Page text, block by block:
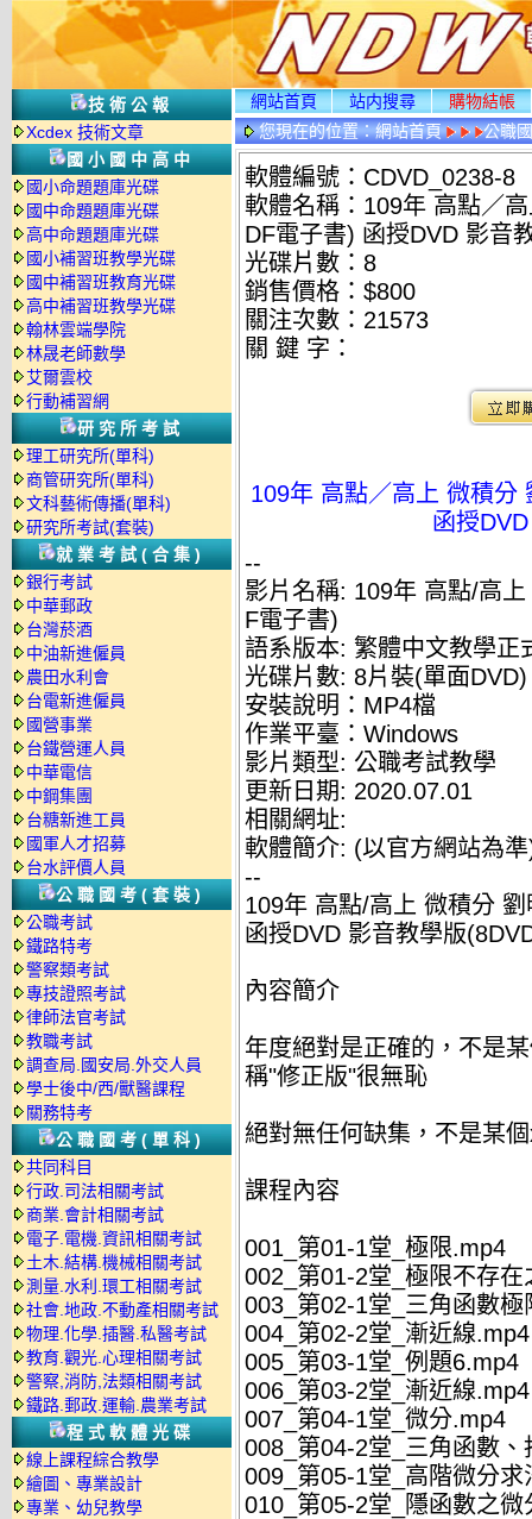
技術公報
Xcdex 技術文章
國小國中高中
國小命題題庫光碟
國中命題題庫光碟
高中命題題庫光碟
國小補習班教學光碟
國中補習班教育光碟
高中補習班教學光碟
翰林雲端學院
林晟老師數學
艾爾雲校
行動補習網
研究所考試
理工研究所(單科)
商管研究所(單科)
文科藝術傳播(單科)
研究所考試(套裝)
就業考試(合集)
銀行考試
中華郵政
台灣菸酒
中油新進僱員
農田水利會
台電新進僱員
國營事業
台鐵營運人員
中華電信
中鋼集團
台糖新進工員
國軍人才招募
台水評價人員
公職國考(套裝)
公職考試
鐵路特考
警察類考試
專技證照考試
律師法官考試
教職考試
調查局.國安局.外交人員
學士後中/西/獸醫課程
關務特考
公職國考(單科)
共同科目
行政.司法相關考試
商業.會計相關考試
電子.電機.資訊相關考試
土木.結構.機械相關考試
測量.水利.環工相關考試
社會.地政.不動產相關考試
物理.化學.插醫.私醫考試
教育.觀光.心理相關考試
警察,消防,法類相關考試
鐵路.郵政.運輸.農業考試
程式軟體光碟
線上課程綜合教學
繪圖、專業設計
專業、幼兒教學
網站首頁 站内搜尋
購物結帳
您現在的位置：網站首頁
公職
光碟詳情
軟體編號：CDVD_0238-8
軟體名稱：109年 高點／
DF電子書) 函授DVD 影音
光碟片數：8
銷售價格：$800
關注次數： 21573
關 鍵 字：
109年 高點／高上 微積分
函授
--
影片名稱: 109年 高點/高
F電子書)
語系版本: 繁體中文教學正
光碟片數: 8片裝(單面DVD)
安裝說明：MP4檔
作業平臺：Windows
影片類型: 公職考試教學
更新日期: 2020.07.01
相關網址:
軟體簡介: (以官方網站為
--
109年 高點/高上 微積分
函授DVD 影音教學版
內容簡介
年度絕對是正確的，不是
稱"修正版"很無恥
絕對無任何缺集，不是某
課程內容
001_第01-1堂_極限.mp4
002_第01-2堂_極限不存在
003_第02-1堂_三角函數極
004_第02-2堂_漸近線.mp4
005_第03-1堂_例題6.mp4
006_第03-2堂_漸近線.mp4
007_第04-1堂_微分.mp4
008_第04-2堂_三角函數、
009_第05-1堂_高階微分求
010_第05-2堂_隱函數之微